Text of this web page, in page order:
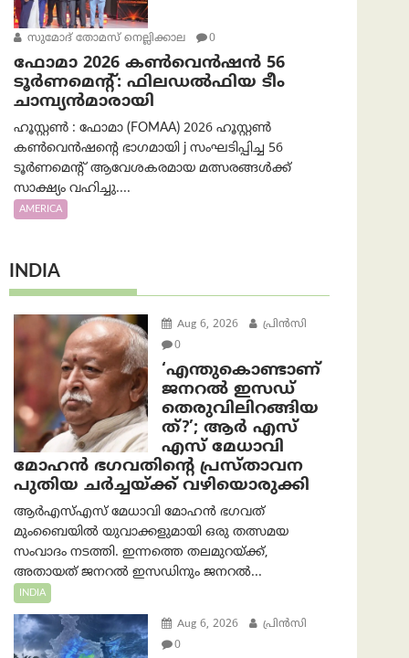
സുമോദ് തോമസ് നെല്ലിക്കാല 0
ഫോമാ 2026 കൺവെൻഷൻ 56
ടൂർണമെന്റ്: ഫിലഡൽഫിയ ടീം
ചാമ്പ്യൻമാരായി
ഹൂസ്റ്റൺ : ഫോമാ (FOMAA) 2026 ഹൂസ്റ്റൺ
കൺവെൻഷന്റെ ഭാഗമായി j സംഘടിപ്പിച്ച 56
ടൂർണമെന്റ് ആവേശകരമായ മത്സരങ്ങൾക്ക്
സാക്ഷ്യം വഹിച്ചു....
AMERICA
INDIA
Aug 6, 2026
പ്രിന്‍സി
0
‘എന്തുകൊണ്ടാണ്
ജനറൽ ഇസഡ്
തെരുവിലിറങ്ങിയ
ത്?’; ആര്‍ എസ്
എസ് മേധാവി
മോഹൻ ഭഗവതിന്റെ പ്രസ്താവന
പുതിയ ചര്‍ച്ചയ്ക്ക് വഴിയൊരുക്കി
ആർ‌എസ്‌എസ് മേധാവി മോഹൻ ഭഗവത്
മുംബൈയിൽ യുവാക്കളുമായി ഒരു തത്സമയ
സംവാദം നടത്തി. ഇന്നത്തെ തലമുറയ്ക്ക്,
അതായത് ജനറൽ ഇസഡിനും ജനറൽ...
INDIA
Aug 6, 2026
പ്രിന്‍സി
0